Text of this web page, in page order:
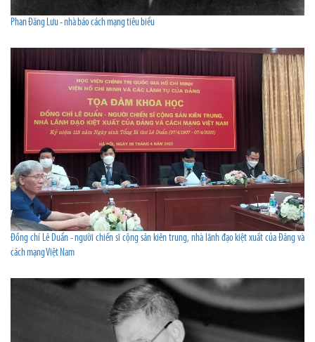
Phan Đăng Lưu - nhà báo cách mạng tiêu biểu
Đồng chí Lê Duẩn - người chiến sĩ cộng sản kiên trung, nhà lãnh đạo kiệt xuất của Đảng và
cách mạng Việt Nam